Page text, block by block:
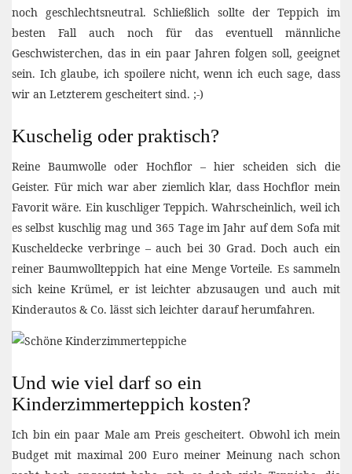
noch geschlechtsneutral. Schließlich sollte der Teppich im
besten Fall auch noch für das eventuell männliche
Geschwisterchen, das in ein paar Jahren folgen soll, geeignet
sein. Ich glaube, ich spoilere nicht, wenn ich euch sage, dass
wir an Letzterem gescheitert sind. ;-)
Kuschelig oder praktisch?
Reine Baumwolle oder Hochflor – hier scheiden sich die
Geister. Für mich war aber ziemlich klar, dass Hochflor mein
Favorit wäre. Ein kuschliger Teppich. Wahrscheinlich, weil ich
es selbst kuschlig mag und 365 Tage im Jahr auf dem Sofa mit
Kuscheldecke verbringe – auch bei 30 Grad. Doch auch ein
reiner Baumwollteppich hat eine Menge Vorteile. Es sammeln
sich keine Krümel, er ist leichter abzusaugen und auch mit
Kinderautos & Co. lässt sich leichter darauf herumfahren.
Und wie viel darf so ein
Kinderzimmerteppich kosten?
Ich bin ein paar Male am Preis gescheitert. Obwohl ich mein
Budget mit maximal 200 Euro meiner Meinung nach schon